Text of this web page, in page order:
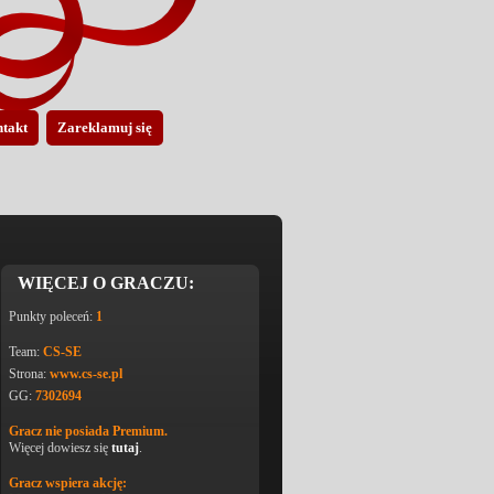
Zareklamuj się
WIĘCEJ O GRACZU:
Punkty poleceń: 1
Team: CS-SE
Strona: www.cs-se.pl
GG: 7302694
Gracz nie posiada Premium.
Więcej dowiesz się tutaj.
Gracz wspiera akcję: